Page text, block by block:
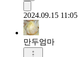
2024.09.15 11:05
만두엄마